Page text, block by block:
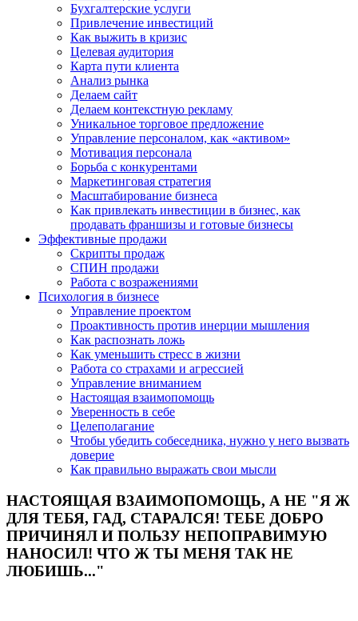
Бухгалтерские услуги
Привлечение инвестиций
Как выжить в кризис
Целевая аудитория
Карта пути клиента
Анализ рынка
Делаем сайт
Делаем контекстную рекламу
Уникальное торговое предложение
Управление персоналом, как «активом»
Мотивация персонала
Борьба с конкурентами
Маркетинговая стратегия
Масштабирование бизнеса
Как привлекать инвестиции в бизнес, как
продавать франшизы и готовые бизнесы
Эффективные продажи
Скрипты продаж
СПИН продажи
Работа с возражениями
Психология в бизнесе
Управление проектом
Проактивность против инерции мышления
Как распознать ложь
Как уменьшить стресс в жизни
Работа со страхами и агрессией
Управление вниманием
Настоящая взаимопомощь
Уверенность в себе
Целеполагание
Чтобы убедить собеседника, нужно у него вызвать
доверие
Как правильно выражать свои мысли
НАСТОЯЩАЯ ВЗАИМОПОМОЩЬ, А НЕ "Я Ж
ДЛЯ ТЕБЯ, ГАД, СТАРАЛСЯ! ТЕБЕ ДОБРО
ПРИЧИНЯЛ И ПОЛЬЗУ НЕПОПРАВИМУЮ
НАНОСИЛ! ЧТО Ж ТЫ МЕНЯ ТАК НЕ
ЛЮБИШЬ..."